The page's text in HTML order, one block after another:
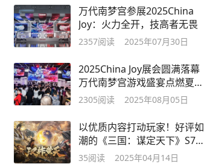
万代南梦宫参展2025China
Joy：火力全开，技高者无畏
2357阅读 2025年07月30日
2025China Joy展会圆满落幕
万代南梦宫游戏盛宴点燃夏日
激情
2305阅读 2025年08月05日
以优质内容打动玩家！好评如
潮的《三国：谋定天下》S7赛
季已上线
35阅读 2025年04月14日